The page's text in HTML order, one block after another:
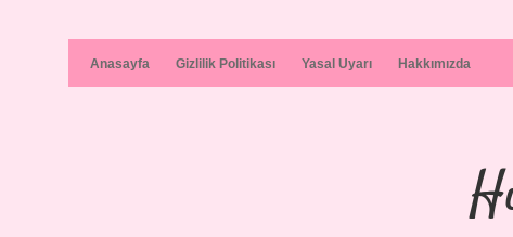
Anasayfa Gizlilik Politikası Yasal Uyarı Hakkımızda